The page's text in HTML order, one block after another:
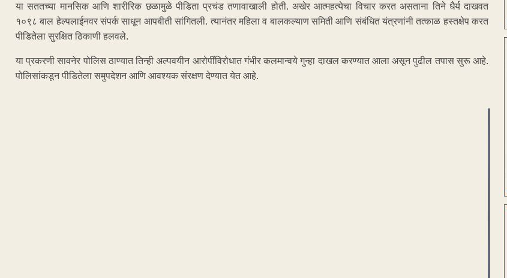
या सततच्या मानसिक आणि शारीरिक छळामुळे पीडिता प्रचंड तणावाखाली होती. अखेर आत्महत्येचा विचार करत असताना तिने धैर्य दाखवत
१०९८ बाल हेल्पलाईनवर संपर्क साधून आपबीती सांगितली. त्यानंतर महिला व बालकल्याण समिती आणि संबंधित यंत्रणांनी तत्काळ हस्तक्षेप करत
पीडितेला सुरक्षित ठिकाणी हलवले.
या प्रकरणी सावनेर पोलिस ठाण्यात तिन्ही अल्पवयीन आरोपींविरोधात गंभीर कलमान्वये गुन्हा दाखल करण्यात आला असून पुढील तपास सुरू आहे.
पोलिसांकडून पीडितेला समुपदेशन आणि आवश्यक संरक्षण देण्यात येत आहे.